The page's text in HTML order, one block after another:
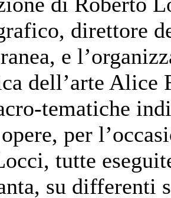
direttore
e
dell’arte Alice
tematiche
per
tutte
su differenti